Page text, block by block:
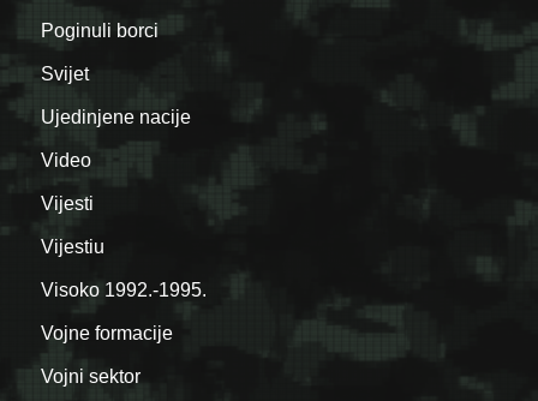
Poginuli borci
Svijet
Ujedinjene nacije
Video
Vijesti
Vijestiu
Visoko 1992.-1995.
Vojne formacije
Vojni sektor